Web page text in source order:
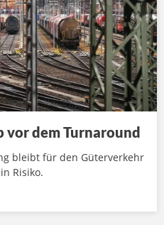
vor dem Turnaround
bleibt für den Güterverkehr
Risiko.